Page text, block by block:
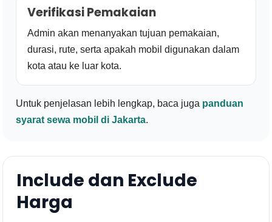
Verifikasi Pemakaian
Admin akan menanyakan tujuan pemakaian,
durasi, rute, serta apakah mobil digunakan dalam
kota atau ke luar kota.
Untuk penjelasan lebih lengkap, baca juga panduan
syarat sewa mobil di Jakarta.
Include dan Exclude
Harga